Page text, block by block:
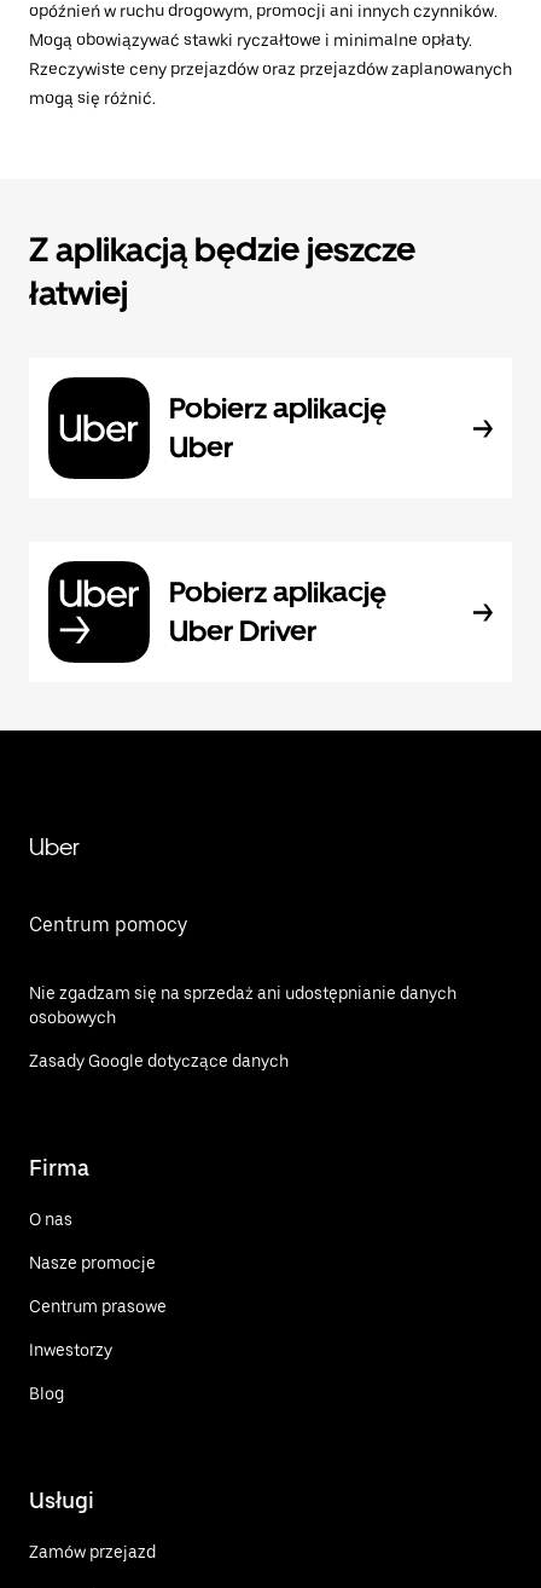
opóźnień w ruchu drogowym, promocji ani innych czynników.
Mogą obowiązywać stawki ryczałtowe i minimalne opłaty.
Rzeczywiste ceny przejazdów oraz przejazdów zaplanowanych
mogą się różnić.
Z aplikacją będzie jeszcze
łatwiej
Pobierz aplikację
Uber
Pobierz aplikację
Uber Driver
Uber
Centrum pomocy
Nie zgadzam się na sprzedaż ani udostępnianie danych
osobowych
Zasady Google dotyczące danych
Firma
O nas
Nasze promocje
Centrum prasowe
Inwestorzy
Blog
Usługi
Zamów przejazd